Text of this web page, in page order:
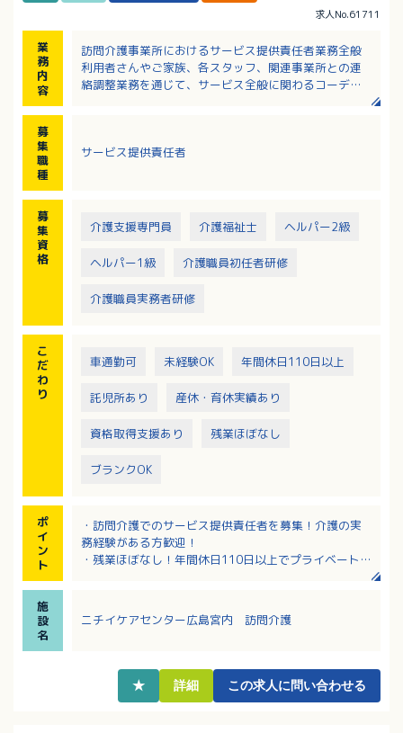
求人No.61711
業
務
内
容
訪問介護事業所におけるサービス提供責任者業務全般
利用者さんやご家族、各スタッフ、関連事業所との連
絡調整業務を通じて、サービス全般に関わるコーディ
・スタッフの研修、指導
募
集
職
種
サービス提供責任者
募
集
資
格
介護支援専門員 介護福祉士 ヘルパー2級
ヘルパー1級 介護職員初任者研修
介護職員実務者研修
こ
だ
わ
り
車通勤可 未経験OK 年間休日110日以上
託児所あり 産休・育休実績あり
資格取得支援あり 残業ほぼなし
ブランクOK
ポ
イ
ン
ト
・訪問介護でのサービス提供責任者を募集！介護の実
務経験がある方歓迎！
・残業ほぼなし！年間休日110日以上でプライベートも
・早朝、夜間の出勤には別途手当あり！その他各種手
取得支援あり！
・教育・研修制度が充実しておりキャリアアップが目
施
設
名
ニチイケアセンター広島宮内 訪問介護
★ 詳細 この求人に問い合わせる